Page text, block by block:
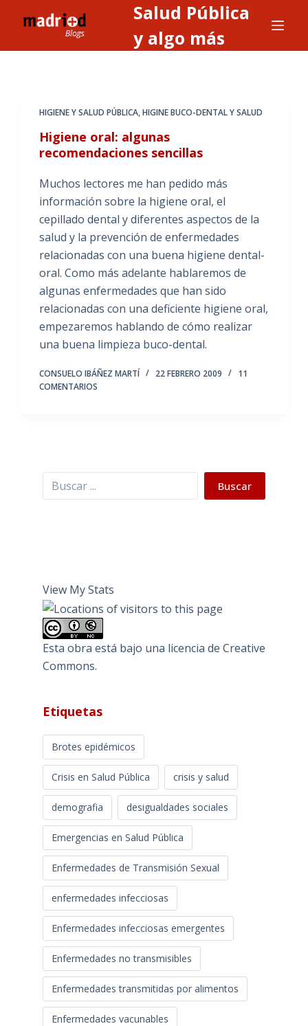
l
Salud Pública
y algo más
HIGIENE Y SALUD PÚBLICA,HIGINE BUCO-DENTAL Y SALUD
Higiene oral: algunas
recomendaciones sencillas
Muchos lectores me han pedido más
información sobre la higiene oral, el
cepillado dental y diferentes aspectos de la
salud y la prevención de enfermedades
relacionadas con una buena higiene dental-
oral. Como más adelante hablaremos de
algunas enfermedades que han sido
relacionadas con una deficiente higiene oral,
empezaremos hablando de cómo realizar
una buena limpieza buco-dental.
CONSUELO IBÁÑEZ MARTÍ 22 FEBRERO 2009
11
COMENTARIOS
Buscar Buscar
View My Stats
Esta obra está bajo una licencia de Creative
Commons.
Etiquetas
Brotes epidémicos
Crisis en Salud Pública crisis y salud
demografia desigualdades sociales
Emergencias en Salud Pública
Enfermedades de Transmisión Sexual
enfermedades infecciosas
Enfermedades infecciosas emergentes
Enfermedades no transmisibles
Enfermedades transmitidas por alimentos
Enfermedades vacunables